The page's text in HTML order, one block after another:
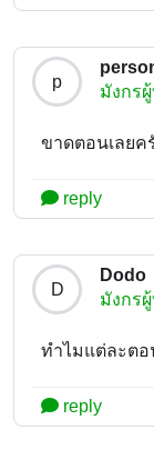
p
มังกร
ขาดตอนเลยค
reply
D
Dodo
มังกร
ทำไมแต่ละตอ
reply